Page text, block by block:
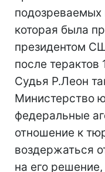
подозреваемых
которая была
президентом
после терактов
Судья Р.Леон
Министерство
федеральные
отношение к
воздержаться
на его решение,